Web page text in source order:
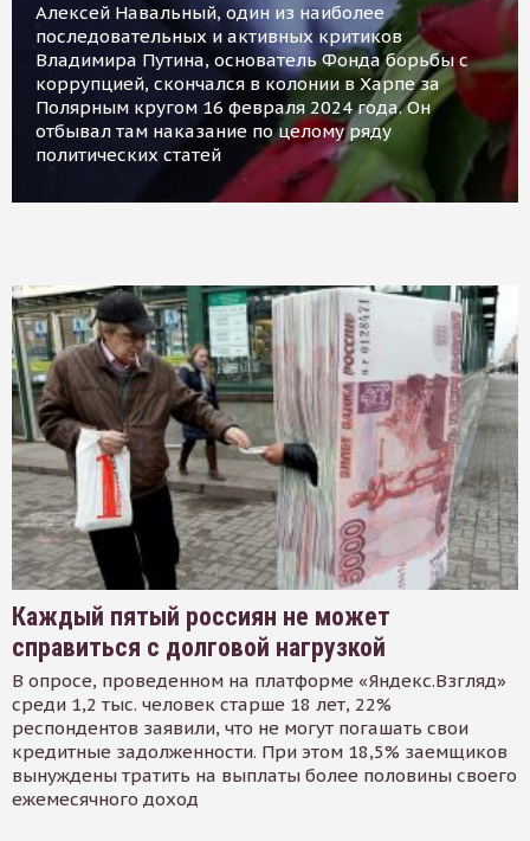
Алексей Навальный, один из наиболее
последовательных и активных критиков
Владимира Путина, основатель Фонда борьбы с
коррупцией, скончался в колонии в Харпе за
Полярным кругом 16 февраля 2024 года. Он
отбывал там наказание по целому ряду
политических статей
Каждый пятый россиян не может
справиться с долговой нагрузкой
В опросе, проведенном на платформе «Яндекс.Взгляд»
среди 1,2 тыс. человек старше 18 лет, 22%
респондентов заявили, что не могут погашать свои
кредитные задолженности. При этом 18,5% заемщиков
вынуждены тратить на выплаты более половины своего
ежемесячного доход